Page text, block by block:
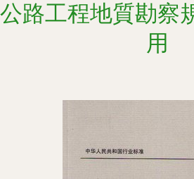
公路工程地質勘察
用